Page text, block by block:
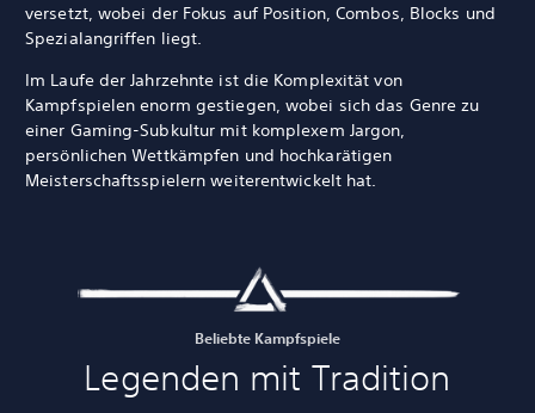
versetzt, wobei der Fokus auf Position, Combos, Blocks und
Spezialangriffen liegt.
Im Laufe der Jahrzehnte ist die Komplexität von
Kampfspielen enorm gestiegen, wobei sich das Genre zu
einer Gaming-Subkultur mit komplexem Jargon,
persönlichen Wettkämpfen und hochkarätigen
Meisterschaftsspielern weiterentwickelt hat.
Beliebte Kampfspiele
Legenden mit Tradition